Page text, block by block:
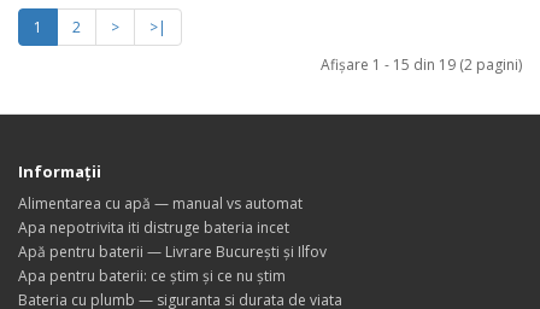
1 2 >
>|
Afişare 1 - 15 din 19 (2 pagini)
Informaţii
Alimentarea cu apă — manual vs automat
Apa nepotrivita iti distruge bateria incet
Apă pentru baterii — Livrare București și Ilfov
Apa pentru baterii: ce știm și ce nu știm
Bateria cu plumb — siguranta si durata de viata